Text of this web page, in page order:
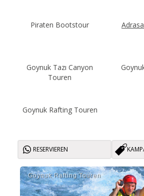
Piraten Bootstour
Goynuk Tazı Canyon
Touren
Goynuk Rafting Touren
RESERVIEREN
Goynuk Rafti̇ng Touren